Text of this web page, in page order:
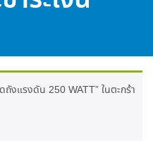
งแรงดัน 250 WATT” ในตะกร้า